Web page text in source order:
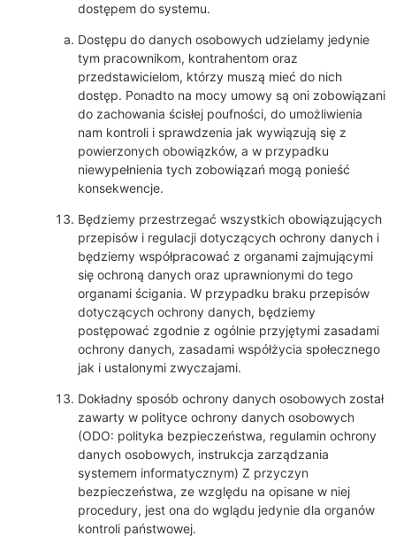
dostępem do systemu.
Dostępu do danych osobowych udzielamy jedynie
tym pracownikom, kontrahentom oraz
przedstawicielom, którzy muszą mieć do nich
dostęp. Ponadto na mocy umowy są oni zobowiązani
do zachowania ścisłej poufności, do umożliwienia
nam kontroli i sprawdzenia jak wywiązują się z
powierzonych obowiązków, a w przypadku
niewypełnienia tych zobowiązań mogą ponieść
konsekwencje.
Będziemy przestrzegać wszystkich obowiązujących
przepisów i regulacji dotyczących ochrony danych i
będziemy współpracować z organami zajmującymi
się ochroną danych oraz uprawnionymi do tego
organami ścigania. W przypadku braku przepisów
dotyczących ochrony danych, będziemy
postępować zgodnie z ogólnie przyjętymi zasadami
ochrony danych, zasadami współżycia społecznego
jak i ustalonymi zwyczajami.
Dokładny sposób ochrony danych osobowych został
zawarty w polityce ochrony danych osobowych
(ODO: polityka bezpieczeństwa, regulamin ochrony
danych osobowych, instrukcja zarządzania
systemem informatycznym) Z przyczyn
bezpieczeństwa, ze względu na opisane w niej
procedury, jest ona do wglądu jedynie dla organów
kontroli państwowej.